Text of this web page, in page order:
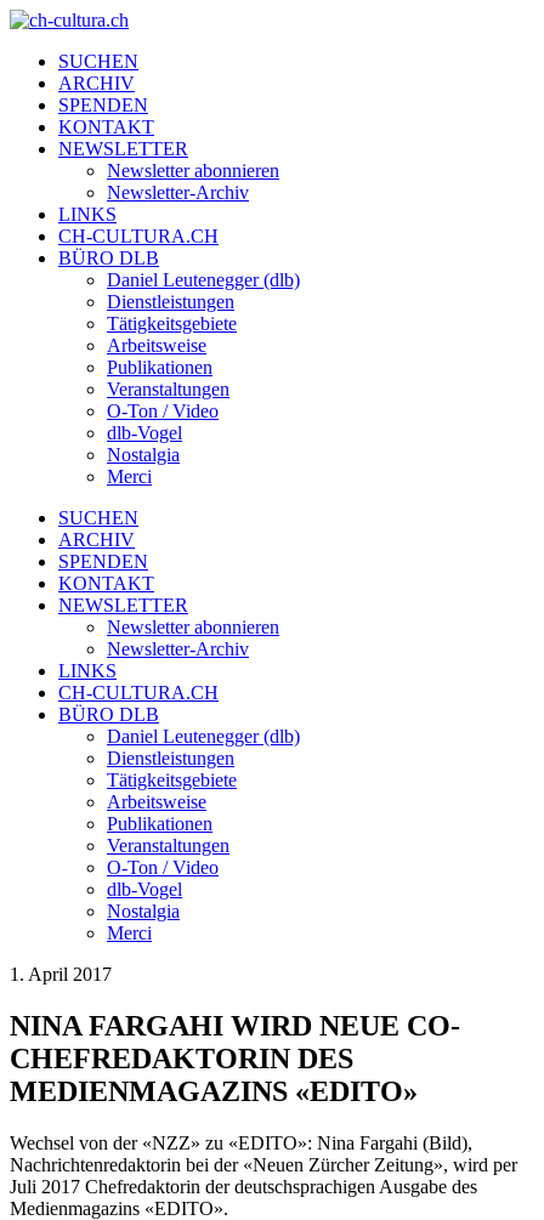
SUCHEN
ARCHIV
SPENDEN
KONTAKT
NEWSLETTER
Newsletter abonnieren
Newsletter-Archiv
LINKS
CH-CULTURA.CH
BÜRO DLB
Daniel Leutenegger (dlb)
Dienstleistungen
Tätigkeitsgebiete
Arbeitsweise
Publikationen
Veranstaltungen
O-Ton / Video
dlb-Vogel
Nostalgia
Merci
SUCHEN
ARCHIV
SPENDEN
KONTAKT
NEWSLETTER
Newsletter abonnieren
Newsletter-Archiv
LINKS
CH-CULTURA.CH
BÜRO DLB
Daniel Leutenegger (dlb)
Dienstleistungen
Tätigkeitsgebiete
Arbeitsweise
Publikationen
Veranstaltungen
O-Ton / Video
dlb-Vogel
Nostalgia
Merci
1. April 2017
NINA FARGAHI WIRD NEUE CO-
CHEFREDAKTORIN DES
MEDIENMAGAZINS «EDITO»
Wechsel von der «NZZ» zu «EDITO»: Nina Fargahi (Bild),
Nachrichtenredaktorin bei der «Neuen Zürcher Zeitung», wird per
Juli 2017 Chefredaktorin der deutschsprachigen Ausgabe des
Medienmagazins «EDITO».